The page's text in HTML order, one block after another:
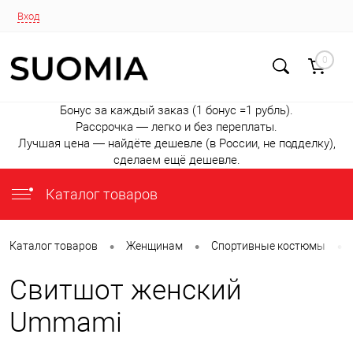
Вход
0
Бонус за каждый заказ (1 бонус =1 рубль).
Рассрочка — легко и без переплаты.
Лучшая цена — найдёте дешевле (в России, не подделку),
сделаем ещё дешевле.
Каталог товаров
Каталог товаров • Женщинам • Спортивные костюмы
Свитшот женский
Ummami